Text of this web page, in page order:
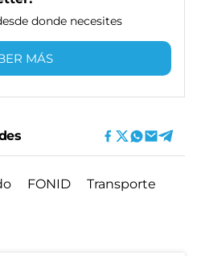
donde necesites
MÁS
FONID
Transporte